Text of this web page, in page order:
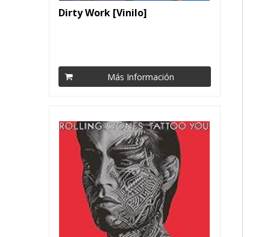
Dirty Work [Vinilo]
Más Información